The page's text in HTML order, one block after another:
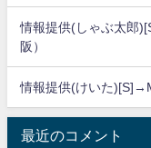
情報提供(しゃぶ太郎
阪）
情報提供(けいた
最近のコメント